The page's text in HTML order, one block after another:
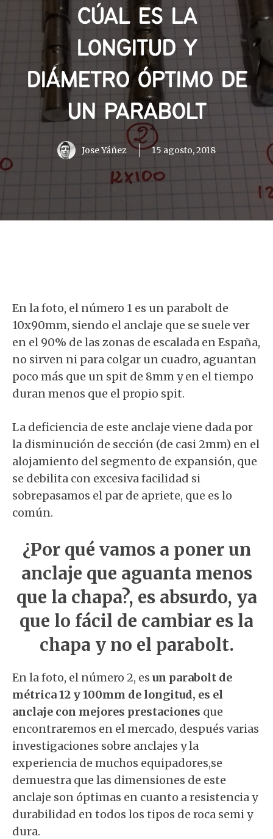
CÚAL ES LA
LONGITUD Y
DIÁMETRO ÓPTIMO DE
UN PARABOLT
Jose Yáñez 15 agosto, 2018
En la foto, el número 1 es un parabolt de
10x90mm, siendo el anclaje que se suele ver
en el 90% de las zonas de escalada en España,
no sirven ni para colgar un cuadro, aguantan
poco más que un spit de 8mm y en el tiempo
duran menos que el propio spit.
La deficiencia de este anclaje viene dada por
la disminución de sección (de casi 2mm) en el
alojamiento del segmento de expansión, que
se debilita con excesiva facilidad si
sobrepasamos el par de apriete, que es lo
común.
¿Por qué vamos a poner un
anclaje que aguanta menos
que la chapa?, es absurdo, ya
que lo fácil de cambiar es la
chapa y no el parabolt.
En la foto, el número 2, es un parabolt de
métrica 12 y 100mm de longitud, es el
anclaje con mejores prestaciones que
encontraremos en el mercado, después varias
investigaciones sobre anclajes y la
experiencia de muchos equipadores,se
demuestra que las dimensiones de este
anclaje son óptimas en cuanto a resistencia y
durabilidad en todos los tipos de roca semi y
dura.